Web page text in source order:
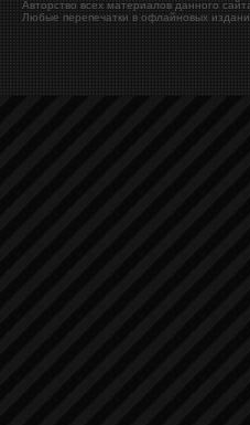
Авторство всех материалов данного
Любые перепечатки в офлайновых